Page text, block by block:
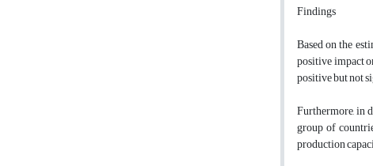
Findings
Based on the
positive impact
positive but not
Furthermore, in
group of
production